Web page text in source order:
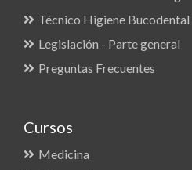
Técnico Higiene Bucodental
Legislación - Parte general
Preguntas Frecuentes
Cursos
Medicina